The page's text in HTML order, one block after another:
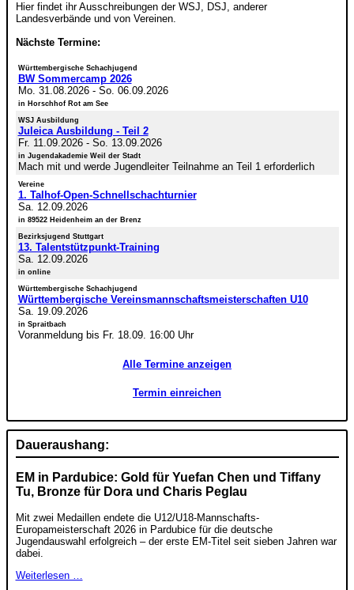
Hier findet ihr Ausschreibungen der WSJ, DSJ, anderer
Landesverbände und von Vereinen.
Nächste Termine:
Württembergische Schachjugend
BW Sommercamp 2026
Mo. 31.08.2026- So. 06.09.2026
in Horschhof Rot am See
WSJ Ausbildung
Juleica Ausbildung - Teil 2
Fr. 11.09.2026- So. 13.09.2026
in Jugendakademie Weil der Stadt
Mach mit und werde Jugendleiter Teilnahme an Teil 1 erforderlich
Vereine
1. Talhof-Open-Schnellschachturnier
Sa. 12.09.2026
in 89522 Heidenheim an der Brenz
Bezirksjugend Stuttgart
13. Talentstützpunkt-Training
Sa. 12.09.2026
in online
Württembergische Schachjugend
Württembergische Vereinsmannschaftsmeisterschaften U10
Sa. 19.09.2026
in Spraitbach
Voranmeldung bis Fr. 18.09. 16:00 Uhr
Alle Termine anzeigen
Termin einreichen
Daueraushang:
EM in Pardubice: Gold für Yuefan Chen und Tiffany
Tu, Bronze für Dora und Charis Peglau
Mit zwei Medaillen endete die U12/U18-Mannschafts-
Europameisterschaft 2026 in Pardubice für die deutsche
Jugendauswahl erfolgreich – der erste EM-Titel seit sieben Jahren war
dabei.
Weiterlesen …